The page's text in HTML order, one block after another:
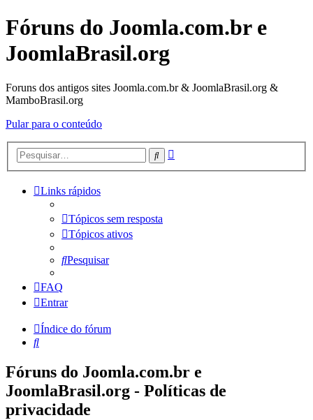
Fóruns do Joomla.com.br e
JoomlaBrasil.org
Foruns dos antigos sites Joomla.com.br & JoomlaBrasil.org &
MamboBrasil.org
Pular para o conteúdo
Pesquisar
Links rápidos
Tópicos sem resposta
Tópicos ativos
Pesquisar
FAQ
Entrar
Índice do fórum
Pesquisar
Fóruns do Joomla.com.br e
JoomlaBrasil.org - Políticas de
privacidade